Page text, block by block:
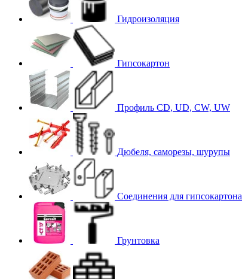
Гидроизоляция
Гипсокартон
Профиль CD, UD, CW, UW
Дюбеля, саморезы, шурупы
Соединения для гипcокартона
Грунтовка